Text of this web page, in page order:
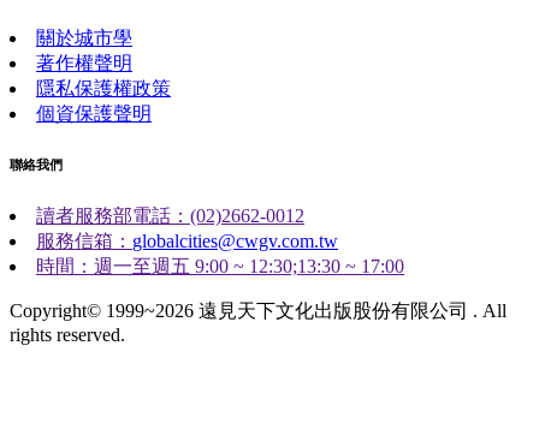
關於城市學
著作權聲明
隱私保護權政策
個資保護聲明
聯絡我們
讀者服務部電話：(02)2662-0012
服務信箱： globalcities@cwgv.com.tw
時間：週一至週五 9:00 ~ 12:30;13:30 ~ 17:00
Copyright© 1999~2026 遠見天下文化出版股份有限公司 . All
rights reserved.